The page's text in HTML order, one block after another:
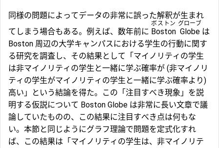
同様の問題によってデータの非常に誤った解釈が生まれ
てしまう場合もある。例えば、数年前に Boston
ボストン
Globe
グローブ
は
Boston 周辺の大学キャンパスにおける学生の行動に関す
る研究を調査し、その結果として「マイノリティの学生
は非マイノリティの学生と一緒に学ぶ確率が (非マイノリ
ティの学生がマイノリティの学生と一緒に学ぶ確率より)
高い」という結論を得た。この「注目すべき現象」を説
明する仮説について Boston Globe は非常に長い文章で議
論していたものの、この結果に注目すべき点は何もな
い。本節と同じようにグラフ理論で問題を定式化すれ
ば、この結果は「マイノリティの学生は、非マイノリテ